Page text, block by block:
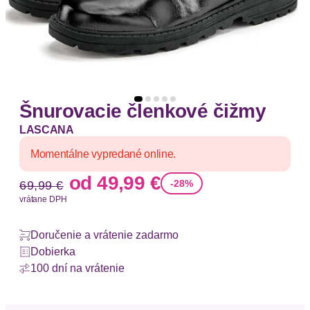
Šnurovacie členkové čižmy
LASCANA
Momentálne vypredané online.
Stará cena
69,99 € odNová cena
49,99 € -28%
vrátane DPH
Doručenie a vrátenie zadarmo
Dobierka
100 dní na vrátenie